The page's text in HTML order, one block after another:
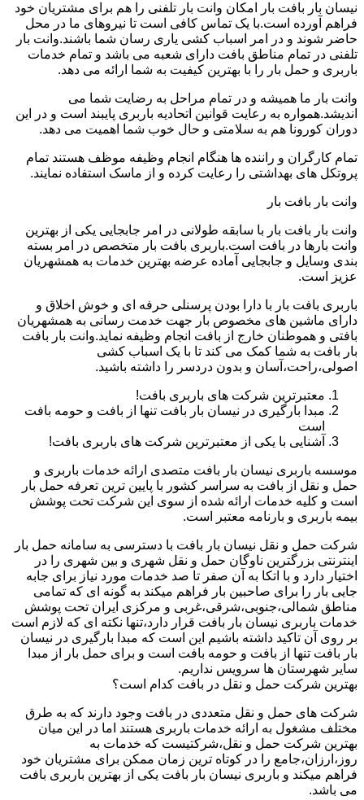
نیسان بار بافت بار امکان وانت بار تلفنی را هم برای مشتریان خود
فراهم آورده است.با یک تماس کافی است تا نیروهای ما در محل
حاضر شوند و در امر اسباب کشی یاری رسان شما باشند.وانت بار
تلفنی در تمام مناطق بافت دارای شعبه می باشد و تمام خدمات
باربری و حمل بار را با بهترین کیفیت به شما ارائه می دهد.
وانت بار ما همیشه و در تمام مراحل به رضایت شما می
اندیشد.همواره به رعایت قوانین اتحادیه باربری پایبند است و در این
دوران کورونا هم به سلامتی و حال خوب شما اهمیت می دهد.
تمام کارگران و راننده ها هنگام انجام وظیفه موظف هستند تمام
پروتکل های بهداشتی را رعایت کرده و از ماسک استفاده نمایند.
وانت بار بافت بار
وانت بار بافت بار با سابقه طولانی در امر جابجایی یکی از بهترین
وانت بارها در بافت است.باربری بافت بار متخصص در امر بسته
بندی وسایل و جابجایی آماده عرضه بهترین خدمات به همشهریان
عزیز است.
باربری بافت بار با دارا بودن پرسنلی حرفه ای و خوش اخلاق و
دارای ماشین های مخصوص بار جهت خدمت رسانی به همشهریان
بافتی و هموطنان خارج از بافت انجام وظیفه نماید.وانت بار بافت
بار بافت به شما کمک می کند تا با یک اسباب کشی
اصولی،راحت،آسان و بدون دردسر را داشته باشید.
معتبرترین شرکت های باربری بافت!
مبدا بارگیری در نیسان بار بافت تنها از بافت و حومه بافت
است
آشنایی با یکی از معتبرترین شرکت های باربری بافت!
موسسه باربری نیسان بار بافت متصدی ارائه خدمات باربری و
حمل و نقل از بافت به سراسر کشور با پایین ترین تعرفه حمل بار
است و کلیه خدمات ارائه شده از سوی این شرکت تحت پوشش
بیمه باربری و بارنامه معتبر است.
شرکت حمل و نقل نیسان بار بافت با دسترسی به سامانه حمل بار
اینترنتی بزرگترین ناوگان حمل و نقل شهری و بین شهری را در
اختیار دارد و با اتکا به آن صفر تا صد خدمات مورد نیاز برای جابه
جایی بار را برای صاحبین بار فراهم میکند به گونه ای که تمامی
مناطق شمالی،جنوبی،شرقی،غربی و مرکزی ایران تحت پوشش
خدمات باربری نیسان بار بافت قرار دارد،تنها نکته ای که لازم است
بر روی آن تاکید داشته باشیم این است که مبدا بارگیری در نیسان
بار بافت تنها از بافت و حومه بافت است و برای حمل بار از مبدا
سایر شهرستان ها سرویس نداریم.
بهترین شرکت حمل و نقل در بافت کدام است؟
شرکت های حمل و نقل متعددی در بافت وجود دارند که به طرق
مختلف مشغول به ارائه خدمات باربری هستند اما در این میان
بهترین شرکت حمل و نقل،شرکتیست که خدمات به
روز،ارزان،جامع را در کوتاه ترین زمان ممکن برای مشتریان خود
فراهم میکند و باربری نیسان بار بافت یکی از بهترین باربری بافت
می باشد.